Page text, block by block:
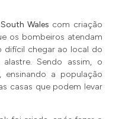
Wales com criação
os bombeiros atendam
difícil chegar ao local do
Sendo assim, o
ensinando a população
casas que podem levar